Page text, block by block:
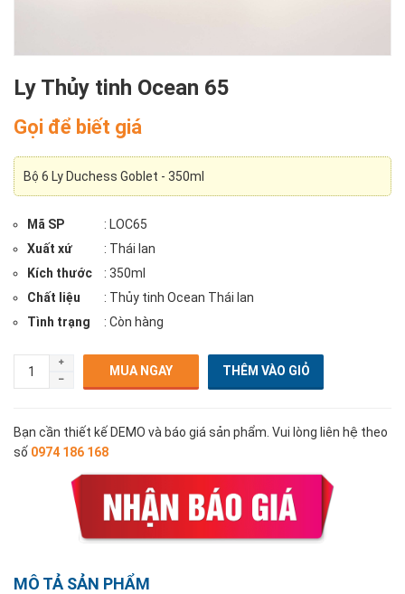
Ly Thủy tinh Ocean 65
Gọi để biết giá
Bộ 6 Ly Duchess Goblet - 350ml
Mã SP
: LOC65
Xuất xứ
: Thái lan
Kích thước
: 350ml
Chất liệu
: Thủy tinh Ocean Thái lan
Tình trạng
: Còn hàng
MUA NGAY
Bạn cần thiết kế DEMO và báo giá sản phẩm. Vui lòng liên hệ theo
số 0974 186 168
MÔ TẢ SẢN PHẨM